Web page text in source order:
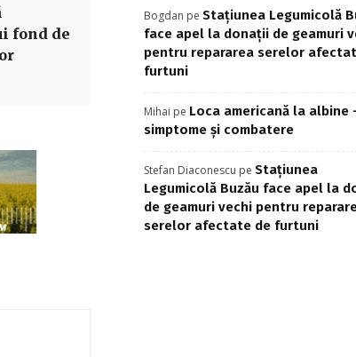
fond de
Bogdan pe Stațiunea Legumicolă
face apel la donații de geamuri
pentru repararea serelor
furtuni
Mihai pe Loca americană la albine
simptome și combatere
Stefan Diaconescu pe Stațiunea
Legumicolă Buzău face apel la
de geamuri vechi pentru
serelor afectate de furtuni